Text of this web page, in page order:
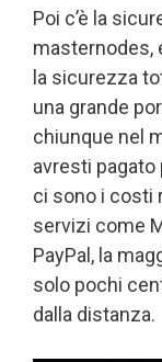
Poi c’è la
masternodes,
la sicurezza
una grande
chiunque nel
avresti pagato
ci sono i costi
servizi come
PayPal, la
solo pochi
dalla distanza.